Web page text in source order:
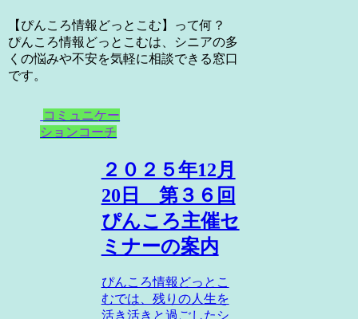
【ぴんころ情報どっとこむ】って何？
ぴんころ情報どっとこむは、シニアの多
くの悩みや不安を気軽に相談できる窓口
です。
コミュニケー
ションコーチ
２０２５年12月
20日 第３６回
ぴんころ主催セ
ミナーの案内
ぴんころ情報どっとこ
むでは、残りの人生を
活き活きと過ごしたシ